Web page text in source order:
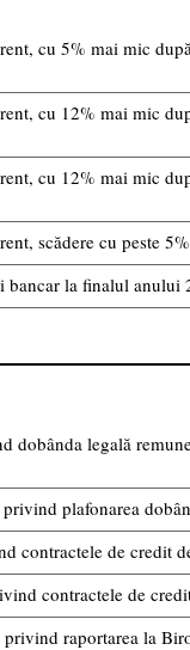
cu 5% mai mic
cu 12% mai mic
cu 12% mai mic
scădere cu peste
bancar la finalul anului
dobânda legală
plafonarea
contractele de credit
contractele de
raportarea la